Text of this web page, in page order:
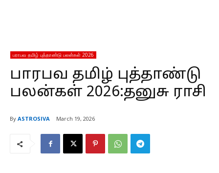
பராபவ தமிழ் புத்தாண்டு பலன்கள் 2026
பாரபவ தமிழ் புத்தாண்டு
பலன்கள் 2026:தனுசு ராசி
By ASTROSIVA March 19, 2026